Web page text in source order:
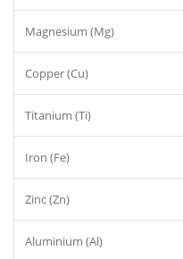
Magnesium (Mg)
Copper (Cu)
Titanium (Ti)
Iron (Fe)
Zinc (Zn)
Aluminium (Al)